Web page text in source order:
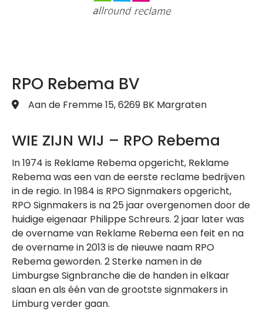
RPO Rebema BV
Aan de Fremme 15, 6269 BK Margraten
WIE ZIJN WIJ – RPO Rebema
In 1974 is Reklame Rebema opgericht, Reklame
Rebema was een van de eerste reclame bedrijven
in de regio. In 1984 is RPO Signmakers opgericht,
RPO Signmakers is na 25 jaar overgenomen door de
huidige eigenaar Philippe Schreurs. 2 jaar later was
de overname van Reklame Rebema een feit en na
de overname in 2013 is de nieuwe naam RPO
Rebema geworden. 2 Sterke namen in de
Limburgse Signbranche die de handen in elkaar
slaan en als één van de grootste signmakers in
Limburg verder gaan.